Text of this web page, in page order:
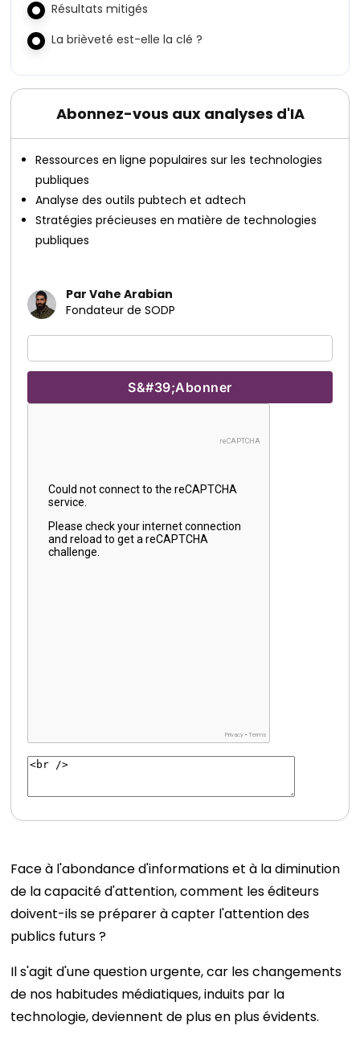
Résultats mitigés
La brièveté est-elle la clé ?
Abonnez-vous aux analyses d'IA
Ressources en ligne populaires sur les technologies
publiques
Analyse des outils pubtech et adtech
Stratégies précieuses en matière de technologies
publiques
Par Vahe Arabian
Fondateur de SODP
Face à l'abondance d'informations et à la diminution
de la capacité d'attention, comment les éditeurs
doivent-ils se préparer à capter l'attention des
publics futurs ?
Il s'agit d'une question urgente, car les changements
de nos habitudes médiatiques, induits par la
technologie, deviennent de plus en plus évidents.